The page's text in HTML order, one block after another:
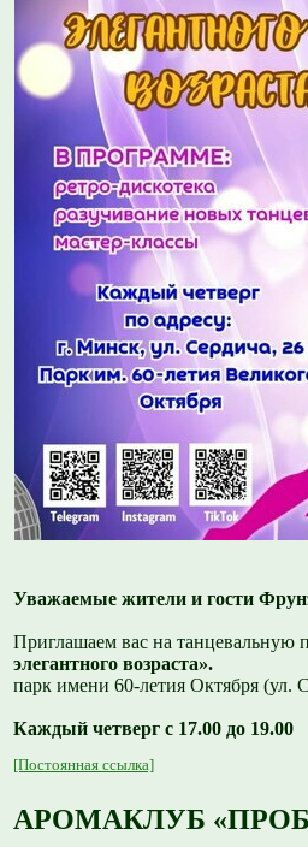
Уважаемые жители и гости
Приглашаем вас на танцевальную
элегантного возраста».
парк имени 60-летия Октября (ул.
Каждый четверг с 17.00 до 19.00
[Постоянная ссылка]
АРОМАКЛУБ